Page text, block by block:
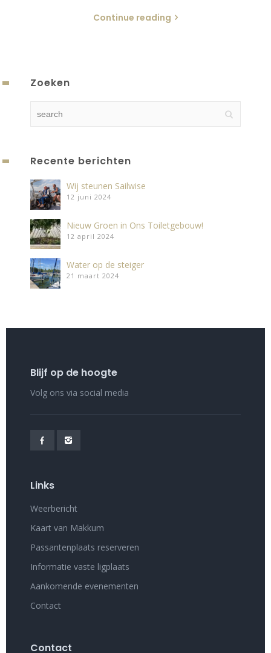
Continue reading
Zoeken
Recente berichten
Wij steunen Sailwise
12 juni 2024
Nieuw Groen in Ons Toiletgebouw!
12 april 2024
Water op de steiger
21 maart 2024
Blijf op de hoogte
Volg ons via social media
Links
Weerbericht
Kaart van Makkum
Passantenplaats reserveren
Informatie vaste ligplaats
Aankomende evenementen
Contact
Contact